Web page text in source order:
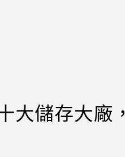
大儲存大廠